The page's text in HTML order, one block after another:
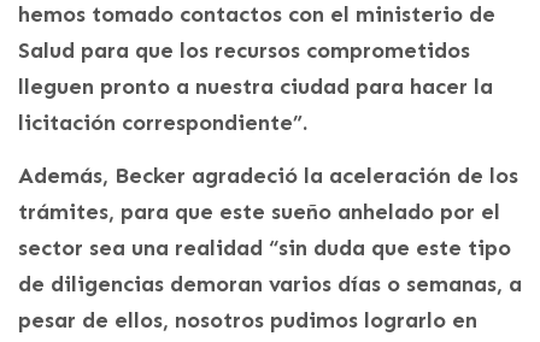
hemos tomado contactos con el ministerio de
Salud para que los recursos comprometidos
lleguen pronto a nuestra ciudad para hacer la
licitación correspondiente”.
Además, Becker agradeció la aceleración de los
trámites, para que este sueño anhelado por el
sector sea una realidad “sin duda que este tipo
de diligencias demoran varios días o semanas, a
pesar de ellos, nosotros pudimos lograrlo en